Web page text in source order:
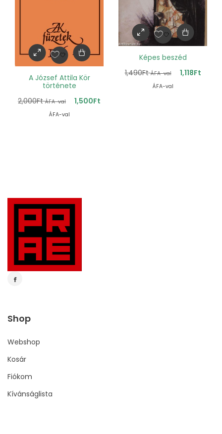
A József Attila Kör
története
2,000Ft ÁFA-val 1,500Ft
ÁFA-val
Képes beszéd
1,490Ft ÁFA-val 1,118Ft
ÁFA-val
Shop
Webshop
Kosár
Fiókom
Kívánságlista